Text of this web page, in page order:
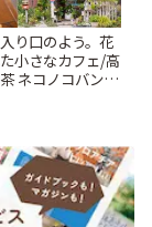
り口のよう。花
小さなカフェ/高
ネコノコバン」